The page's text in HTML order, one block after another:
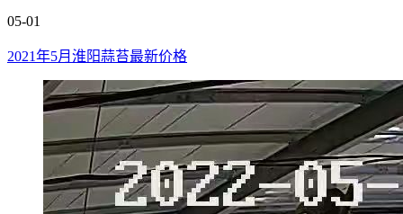
05-01
2021年5月淮阳蒜苔最新价格